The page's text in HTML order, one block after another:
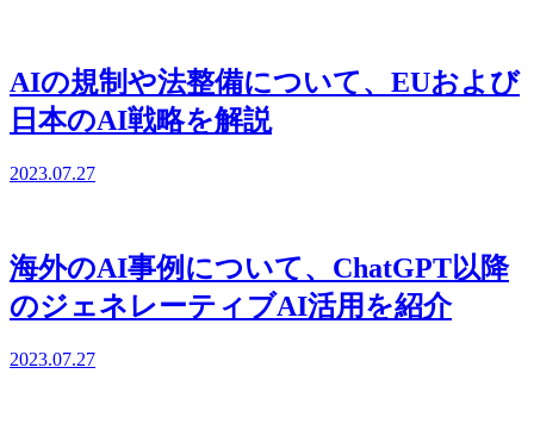
AIの規制や法整備について、EUおよび
日本のAI戦略を解説
2023.07.27
海外のAI事例について、ChatGPT以降
のジェネレーティブAI活用を紹介
2023.07.27